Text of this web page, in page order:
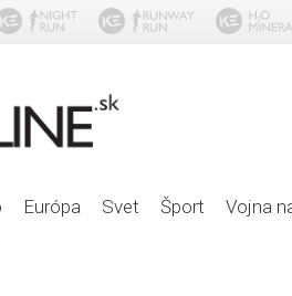
Európa Svet Šport Vojna